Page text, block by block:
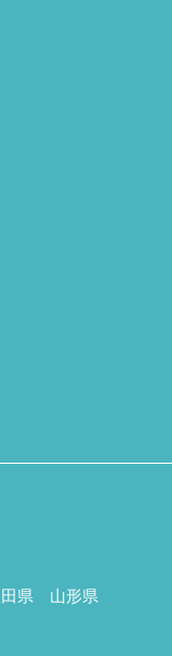
県
山形県